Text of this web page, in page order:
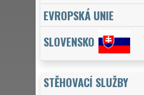
EVROPSKÁ UNIE
SLOVENSKO
STĚHOVACÍ SLUŽBY